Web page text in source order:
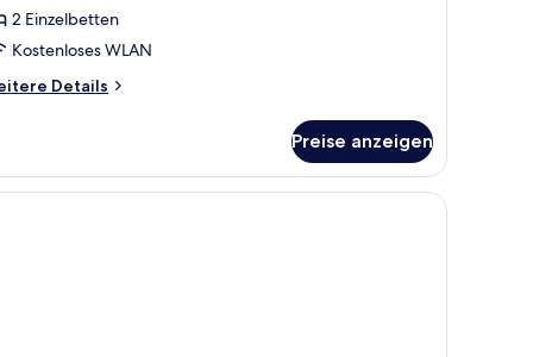
2 Einzelbetten
Kostenloses WLAN
Details
Preise anzeigen